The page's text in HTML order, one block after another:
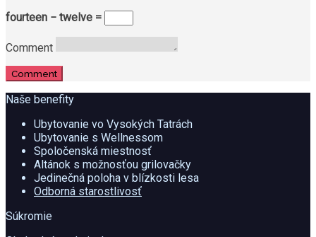
fourteen − twelve =
Comment
Comment
Naše benefity
Ubytovanie vo Vysokých Tatrách
Ubytovanie s Wellnessom
Spoločenská miestnosť
Altánok s možnosťou grilovačky
Jedinečná poloha v blízkosti lesa
Odborná starostlivosť
Súkromie